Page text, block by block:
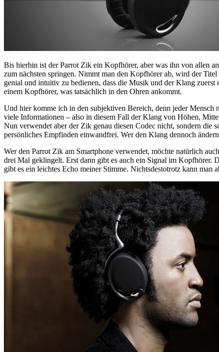
Bis hierhin ist der Parrot Zik ein Kopfhörer, aber was ihn von allen
zum nächsten springen. Nimmt man den Kopfhörer ab, wird der
genial und intuitiv zu bedienen, dass die Musik und der Klang zuerst
einem Kopfhörer, was tatsächlich in den Ohren ankommt.
Und hier komme ich in den subjektiven Bereich, denn jeder
viele Informationen – also in diesem Fall der Klang von Höhen,
Nun verwendet aber der Zik genau diesen Codec nicht, sondern die
persönliches Empfinden einwandfrei. Wer den Klang dennoch
Wer den Parrot Zik am Smartphone verwendet, möchte natürlich
drei Mal geklingelt. Erst dann gibt es auch ein Signal im Kopfhörer.
gibt es ein leichtes Echo meiner Stimme. Nichtsdestotrotz kann man